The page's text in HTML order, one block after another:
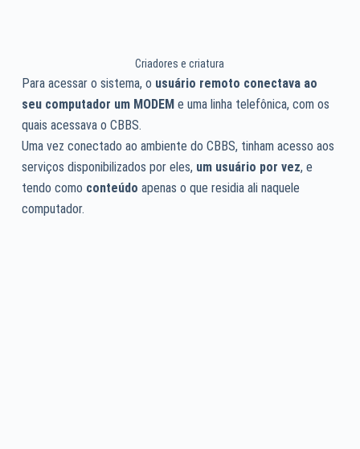
Criadores e criatura
Para acessar o sistema, o usuário remoto conectava ao
seu computador um MODEMe uma linha telefônica, com os
quais acessava o CBBS.
Uma vez conectado ao ambiente do CBBS, tinham acesso aos
serviços disponibilizados por eles, um usuário por vez, e
tendo como conteúdo apenas o que residia ali naquele
computador.